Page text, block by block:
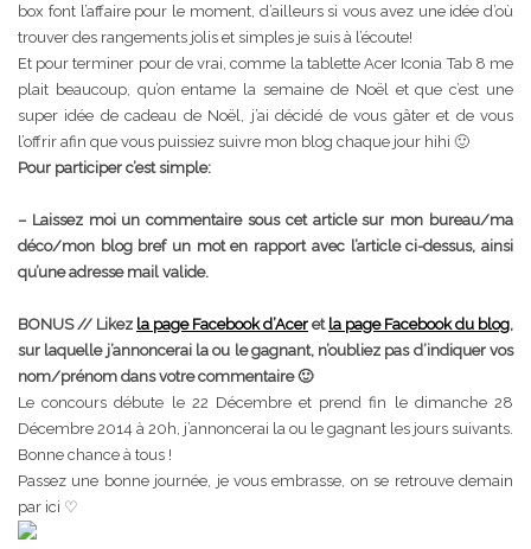
box font l’affaire pour le moment, d’ailleurs si vous avez une idée d’où
trouver des rangements jolis et simples je suis à l’écoute!
Et pour terminer pour de vrai, comme la tablette Acer Iconia Tab 8 me
plait beaucoup, qu’on entame la semaine de Noël et que c’est une
super idée de cadeau de Noël, j’ai décidé de vous gâter et de vous
l’offrir afin que vous puissiez suivre mon blog chaque jour hihi 🙂
Pour participer c’est simple:
– Laissez moi un commentaire sous cet article sur mon bureau/ma
déco/mon blog bref un mot en rapport avec l’article ci-dessus, ainsi
qu’une adresse mail valide.
BONUS // Likez la page Facebook d’Acer et la page Facebook du blog,
sur laquelle j’annoncerai la ou le gagnant, n’oubliez pas d’indiquer vos
nom/prénom dans votre commentaire 🙂
Le concours débute le 22 Décembre et prend fin le dimanche 28
Décembre 2014 à 20h, j’annoncerai la ou le gagnant les jours suivants.
Bonne chance à tous !
Passez une bonne journée, je vous embrasse, on se retrouve demain
par ici ♡